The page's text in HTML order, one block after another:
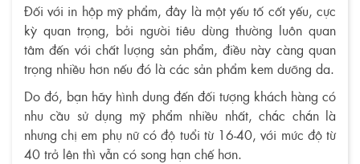
Đối với in hộp mỹ phẩm, đây là một yếu tố cốt yếu, cực
kỳ quan trọng, bởi người tiêu dùng thường luôn quan
tâm đến với chất lượng sản phẩm, điều này càng quan
trọng nhiều hơn nếu đó là các sản phẩm kem dưỡng da.
Do đó, bạn hãy hình dung đến đối tượng khách hàng có
nhu cầu sử dụng mỹ phẩm nhiều nhất, chắc chắn là
nhưng chị em phụ nữ có độ tuổi từ 16-40, với mức độ từ
40 trở lên thì vẫn có song hạn chế hơn.